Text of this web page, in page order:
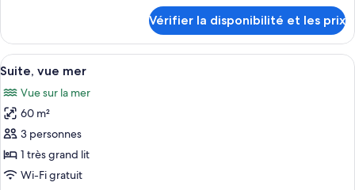
le
type
de
Chambre
Double
Vérifier la disponibilité et les prix
Afficher
toutes
les
photos
pour
ce
type
Une chambre d’hôtel comprenant
6
Suite, vue mer
Vue sur la mer
60 m²
3 personnes
1 très grand lit
Wi-Fi gratuit